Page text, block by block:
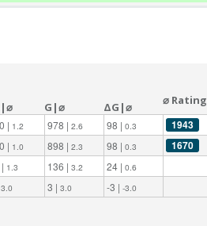
G|⌀ ΔG|⌀ ⌀ Rating
| 1.2 978 | 2.6 98 | 0.3 1943
| 1.0 898 | 2.3 98 | 0.3 1670
1.3 136 | 3.2 24 | 0.6
3.0 3 | 3.0 -3 | -3.0